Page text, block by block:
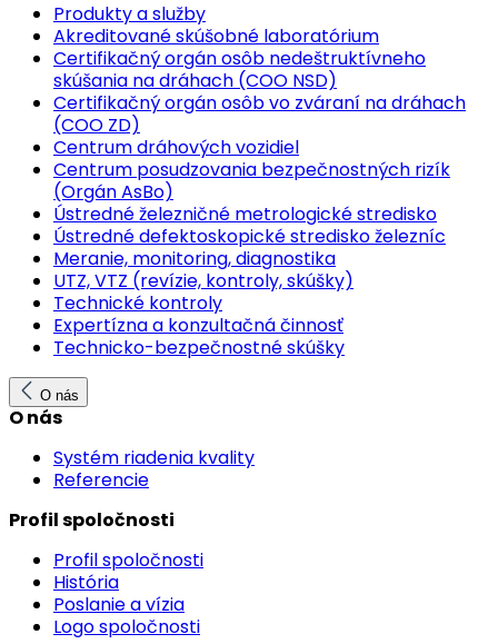
Produkty a služby
Akreditované skúšobné laboratórium
Certifikačný orgán osôb nedeštruktívneho
skúšania na dráhach (COO NSD)
Certifikačný orgán osôb vo zváraní na dráhach
(COO ZD)
Centrum dráhových vozidiel
Centrum posudzovania bezpečnostných rizík
(Orgán AsBo)
Ústredné železničné metrologické stredisko
Ústredné defektoskopické stredisko železníc
Meranie, monitoring, diagnostika
UTZ, VTZ (revízie, kontroly, skúšky)
Technické kontroly
Expertízna a konzultačná činnosť
Technicko-bezpečnostné skúšky
O nás
O nás
Systém riadenia kvality
Referencie
Profil spoločnosti
Profil spoločnosti
História
Poslanie a vízia
Logo spoločnosti